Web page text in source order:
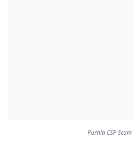
Purnia CSP Scam